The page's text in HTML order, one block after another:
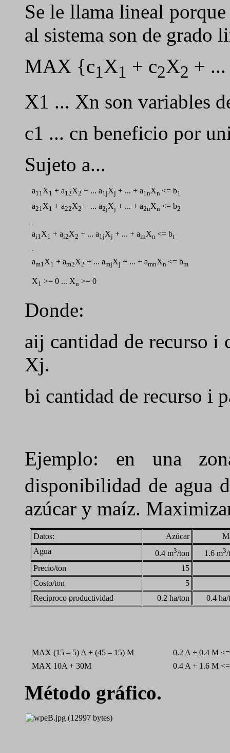
Se le llama lineal porque
al sistema son de grado
MAX {c1X1 + c2X2 + ...
X1 ... Xn son variables
c1 ... cn beneficio por
Sujeto a...
a11X1 + a12X2 + ... a1jXj + ... + a1nXn <= b1
a21X1 + a22X2 + ... a2jXj + ... + a2nXn <= b2
ai1X1 + ai2X2 + ... a1jXj + ... + ainXn <= bt
am1X1 + am2X2 + ... amjXj + ... + amnXn <= bm
X1 >= 0 ... Xn >= 0
Donde:
aij cantidad de recurso i
Xj.
bi cantidad de recurso i
Ejemplo: en una
disponibilidad de agua
azúcar y maíz.
Datos: Azúcar
Agua
0.4 m3/ton 1.6 m3/
Precio/ton
15
Costo/ton
5
Recíproco productividad
0.2 ha/ton 0.4
MAX (15 – 5) A + (45 – 15) M
0.2 A + 0.4 M
MAX 10A + 30M
0.4 A + 1.6 M
Método gráfico.